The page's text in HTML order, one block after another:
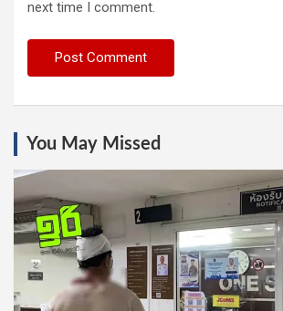
next time I comment.
You May Missed